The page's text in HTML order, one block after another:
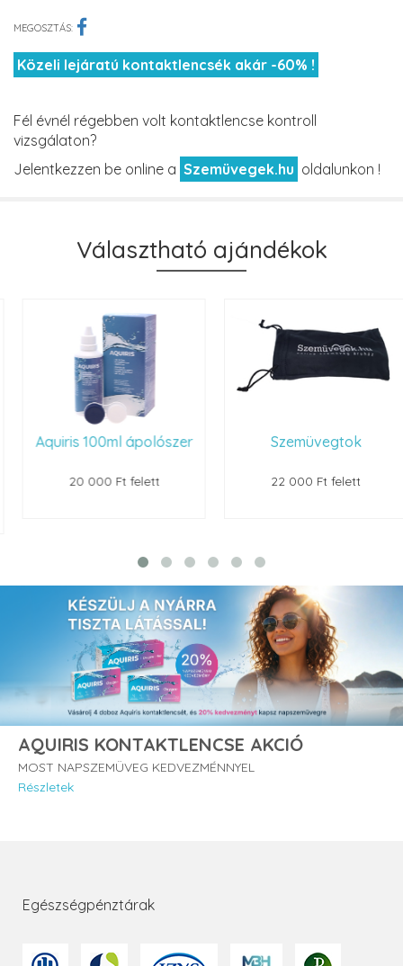
MEGOSZTÁS:
Közeli lejáratú kontaktlencsék akár -60% !
Fél évnél régebben volt kontaktlencse kontroll
vizsgálaton?
Jelentkezzen be online a Szemüvegek.hu oldalunkon !
Választható ajándékok
Aquiris 100ml ápolószer
20 000 Ft felett
Szemüvegtok
22 000 Ft felett
AQUIRIS KONTAKTLENCSE AKCIÓ
MOST NAPSZEMÜVEG KEDVEZMÉNNYEL
Részletek
Egészségpénztárak